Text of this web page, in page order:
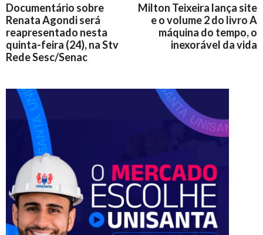
Documentário sobre
Renata Agondi será
reapresentado nesta
quinta-feira (24), na Stv
Rede Sesc/Senac
Milton Teixeira lança site
e o volume 2 do livro A
máquina do tempo, o
inexorável da vida